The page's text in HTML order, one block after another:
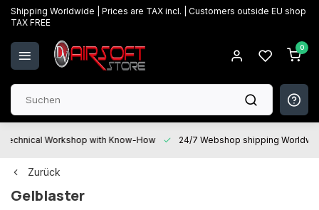
Shipping Worldwide | Prices are TAX incl. | Customers outside EU shop
TAX FREE
0
Technical Workshop with Know-How 24/7 Webshop shipping
Zurück
Gelblaster